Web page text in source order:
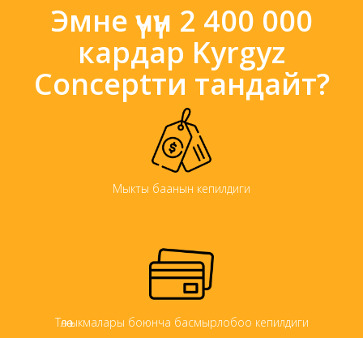
Эмне үчүн 2 400 000
кардар Kyrgyz
Conceptти тандайт?
Мыкты баанын кепилдиги
Төлөө ыкмалары боюнча басмырлобоо кепилдиги